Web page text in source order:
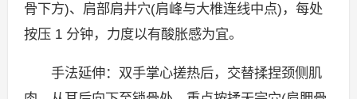
骨下方)、肩部肩井穴(肩峰与大椎连线中点)，每处
按压 1 分钟，力度以有酸胀感为宜。
手法延伸：双手掌心搓热后，交替揉捏颈侧肌